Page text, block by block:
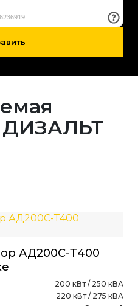
ДИЗАЛЬТ
АД200С-Т400
200 кВт / 250 кВА
220 кВт / 275 кВА